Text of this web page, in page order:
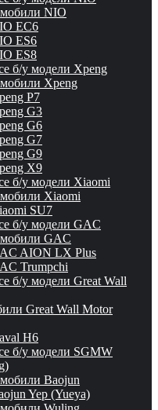
NIO
EC6
ES6
ES8
б/у модели Xpeng
Xpeng
P7
G3
G6
G7
G9
X9
б/у модели Xiaomi
Xiaomi
SU7
б/у модели GAC
GAC
AION LX Plus
Trumpchi
б/у модели Great Wall
Great Wall Motor
H6
б/у модели SGMW
Baojun
Yep (Yueya)